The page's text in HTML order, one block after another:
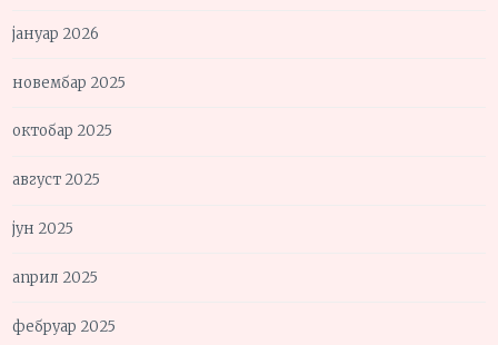
јануар 2026
новембар 2025
октобар 2025
август 2025
јун 2025
април 2025
фебруар 2025